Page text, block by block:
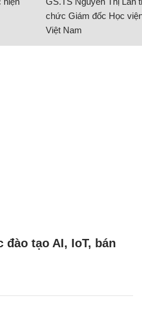
chức Giám đốc Học
Việt Nam
tạo AI, IoT, bán